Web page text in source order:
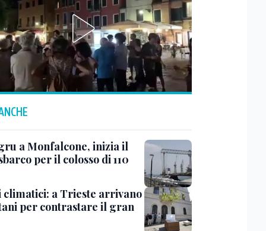
a Monfalcone, inizia il
per il colosso di 110
climatici: a Trieste arrivano
per contrastare il gran